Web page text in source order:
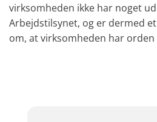
virksomheden ikke har noget
Arbejdstilsynet, og er dermed
om, at virksomheden har